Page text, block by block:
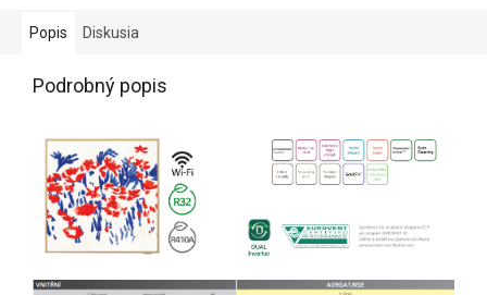
Popis Diskusia
Podrobný popis